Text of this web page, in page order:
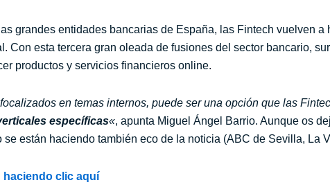
grandes entidades bancarias de España, las Fintech vuelven a
Con esta tercera gran oleada de fusiones del sector bancario,
productos y servicios financieros online.
en temas internos, puede ser una opción que las
específicas«, apunta Miguel Ángel Barrio. Aunque os
están haciendo también eco de la noticia (ABC de Sevilla, La
haciendo clic aquí